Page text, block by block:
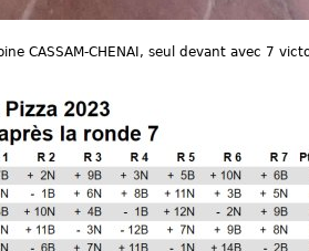
CASSAM-CHENAI, seul devant avec 7